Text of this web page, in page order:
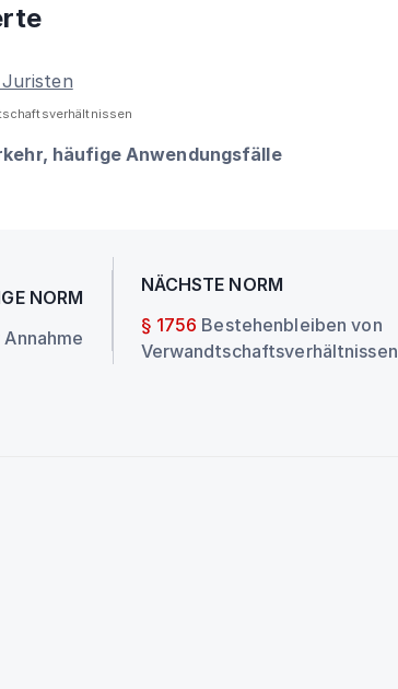
häufige Anwendungsfälle
NORM
NÄCHSTE NORM
§ 1756 Bestehenbleiben von
Verwandtschaftsverhältnissen